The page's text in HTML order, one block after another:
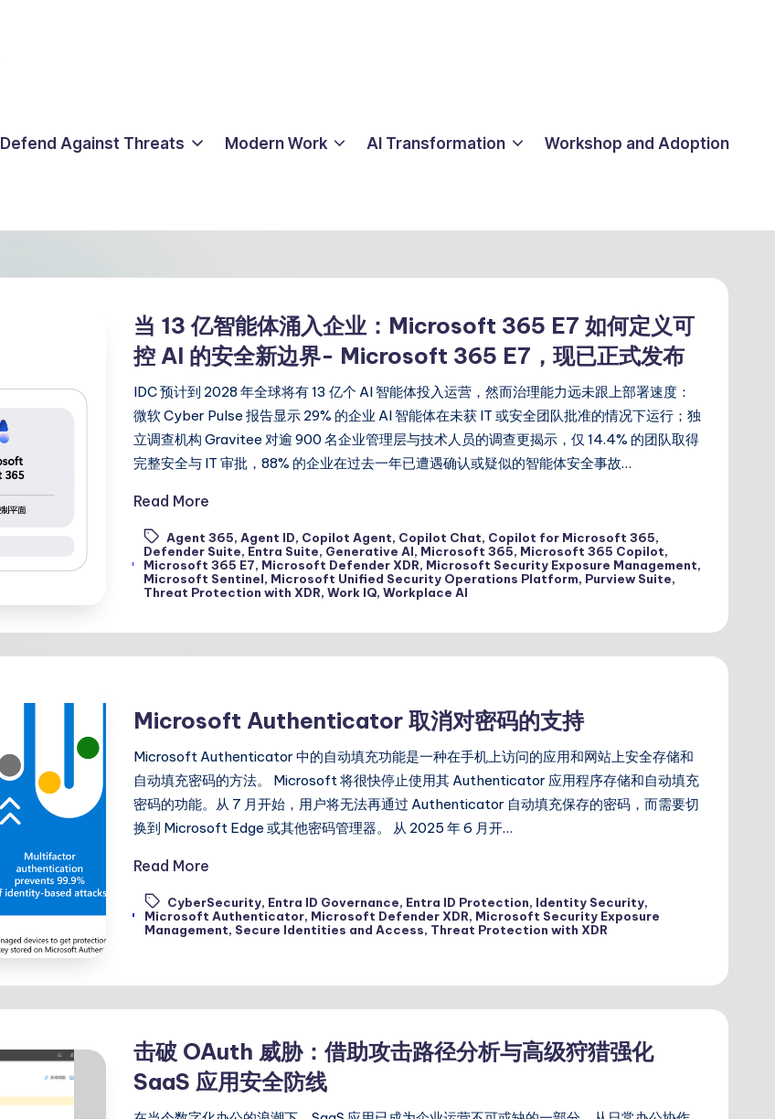
Defend Against Threats Modern Work AI Transformation Workshop and Adoption
当 13 亿智能体涌入企业：Microsoft 365 E7 如何定义可
控 AI 的安全新边界- Microsoft 365 E7，现已正式发布
IDC 预计到 2028 年全球将有 13 亿个 AI 智能体投入运营，然而治理能力远未跟上部署速度：
微软 Cyber Pulse 报告显示 29% 的企业 AI 智能体在未获 IT 或安全团队批准的情况下运行；独
立调查机构 Gravitee 对逾 900 名企业管理层与技术人员的调查更揭示，仅 14.4% 的团队取得
完整安全与 IT 审批，88% 的企业在过去一年已遭遇确认或疑似的智能体安全事故…
Read More
Tags:
Agent 365,Agent ID, Copilot Agent, Copilot Chat, Copilot for Microsoft 365,
Defender Suite, Entra Suite, Generative AI, Microsoft 365, Microsoft 365 Copilot,
Microsoft 365 E7, Microsoft Defender XDR, Microsoft Security Exposure Management,
Microsoft Sentinel, Microsoft Unified Security Operations Platform, Purview Suite,
Threat Protection with XDR, Work IQ, Workplace AI
Microsoft Authenticator 取消对密码的支持
Microsoft Authenticator 中的自动填充功能是一种在手机上访问的应用和网站上安全存储和
自动填充密码的方法。 Microsoft 将很快停止使用其 Authenticator 应用程序存储和自动填充
密码的功能。从 7 月开始，用户将无法再通过 Authenticator 自动填充保存的密码，而需要切
换到 Microsoft Edge 或其他密码管理器。 从 2025 年 6 月开…
Read More
Tags:
CyberSecurity, Entra ID Governance, Entra ID Protection, Identity Security,
Microsoft Authenticator, Microsoft Defender XDR, Microsoft Security Exposure
Management, Secure Identities and Access, Threat Protection with XDR
击破 OAuth 威胁：借助攻击路径分析与高级狩猎强化
SaaS 应用安全防线